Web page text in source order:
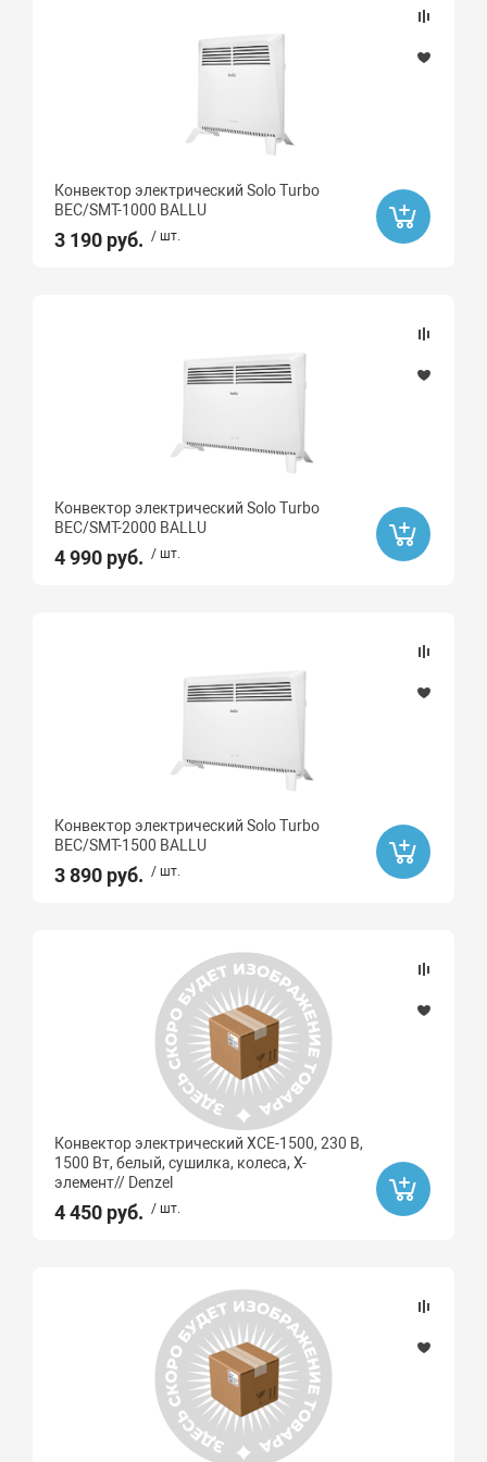
Конвектор электрический Solo Turbo
BEC/SMT-1000 BALLU
3 190 руб. / шт.
Конвектор электрический Solo Turbo
BEC/SMT-2000 BALLU
4 990 руб. / шт.
Конвектор электрический Solo Turbo
BEC/SMT-1500 BALLU
3 890 руб. / шт.
Конвектор электрический XCE-1500, 230 В,
1500 Вт, белый, сушилка, колеса, Х-
элемент// Denzel
4 450 руб. / шт.